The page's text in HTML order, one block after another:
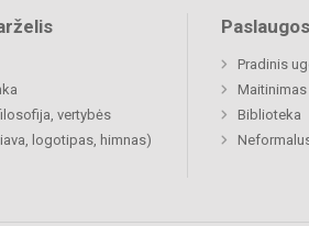
vertybės
logotipas, himnas)
Paslaugos
Pradinis
Maitinimas
Biblioteka